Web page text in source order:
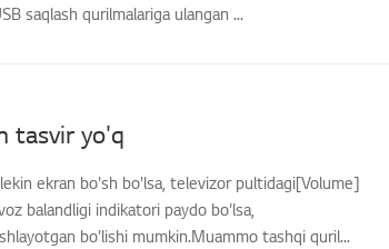
saqlash qurilmalariga ulangan ...
tasvir yo'q
ekran bo'sh bo'lsa, televizor pultidagi[Volume]
balandligi indikatori paydo bo'lsa,
bo'lishi mumkin.Muammo tashqi quril...